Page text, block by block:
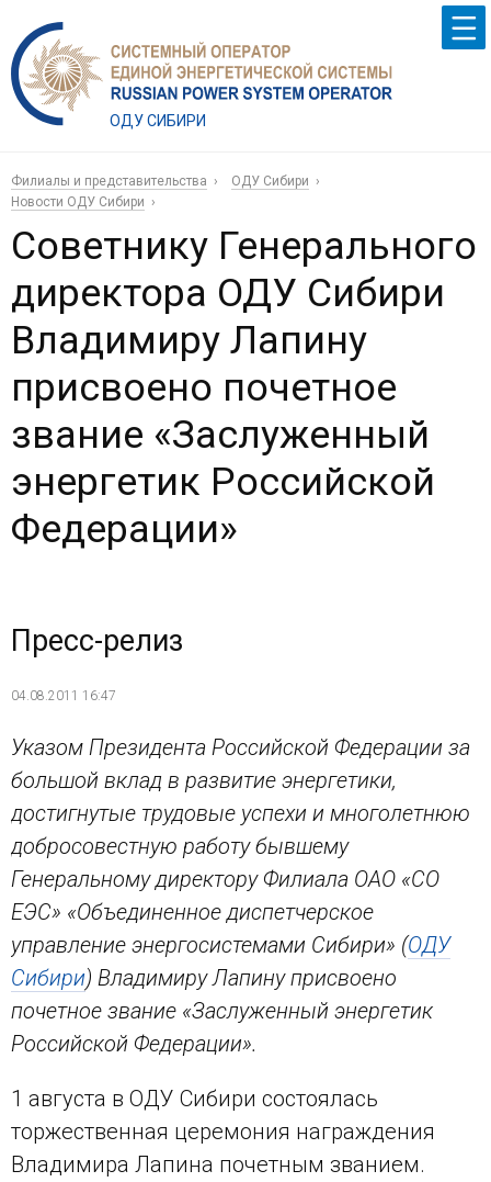
ОДУ СИБИРИ
Филиалы и представительства
ОДУ Сибири
Новости ОДУ Сибири
Советнику Генерального
директора ОДУ Сибири
Владимиру Лапину
присвоено почетное
звание «Заслуженный
энергетик Российской
Федерации»
Пресс-релиз
04.08.2011 16:47
Указом Президента Российской Федерации за
большой вклад в развитие энергетики,
достигнутые трудовые успехи и многолетнюю
добросовестную работу бывшему
Генеральному директору Филиала ОАО «СО
ЕЭС» «Объединенное диспетчерское
управление энергосистемами Сибири» (ОДУ
Сибири) Владимиру Лапину присвоено
почетное звание «Заслуженный энергетик
Российской Федерации».
1 августа в ОДУ Сибири состоялась
торжественная церемония награждения
Владимира Лапина почетным званием.